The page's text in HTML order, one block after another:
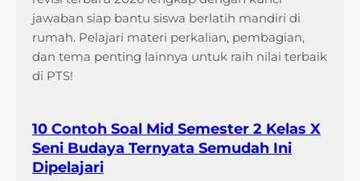
jawaban siap bantu siswa berlatih mandiri di
rumah. Pelajari materi perkalian, pembagian,
dan tema penting lainnya untuk raih nilai terbaik
di PTS!
10 Contoh Soal Mid Semester 2 Kelas X
Seni Budaya Ternyata Semudah Ini
Dipelajari